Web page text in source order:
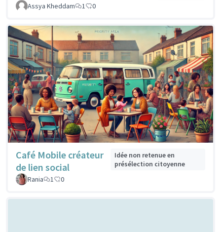
Assya Kheddam
1 0
Café Mobile créateur
de lien social
Idée non retenue en
présélection citoyenne
Rania
1 0